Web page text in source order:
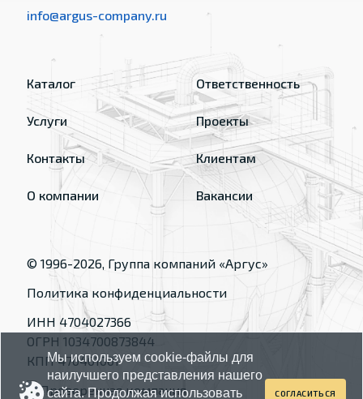
info@argus-company.ru
Каталог
Услуги
Контакты
О компании
Ответственность
Проекты
Клиентам
Вакансии
© 1996-2026, Группа компаний «Аргус»
Политика конфиденциальности
ИНН 4704027366
ОГРН 1034700873844
КПП 470401001
Мы используем cookie-файлы для
наилучшего представления нашего
сайта. Продолжая использовать
СОГЛАСИТЬСЯ